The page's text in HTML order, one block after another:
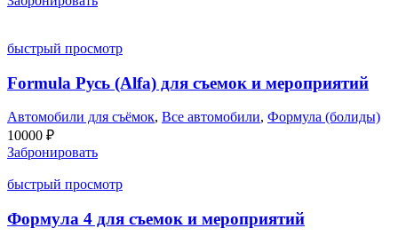
составляла
быстрый просмотр
Formula Русь (Alfa) для съемок и мероприятий
Автомобили для съёмок, Все автомобили, Формула (болиды)
10000 ₽
Забронировать
быстрый просмотр
Формула 4 для съемок и мероприятий